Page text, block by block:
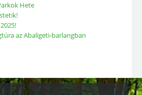
Hete
az Abaligeti-barlangban